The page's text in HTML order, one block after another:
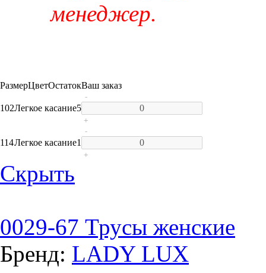
менеджер.
РазмерЦветОстатокВаш заказ
102Легкое касание5
-
+
114Легкое касание1
-
+
Скрыть
0029-67 Трусы женские
Бренд: LADY LUX